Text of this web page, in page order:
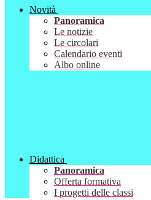
Novità
Panoramica
Le notizie
Le circolari
Calendario eventi
Albo online
Didattica
Panoramica
Offerta formativa
I progetti delle classi